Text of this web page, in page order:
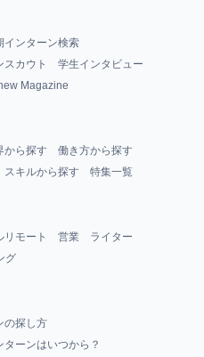
インターン検索
スカウト
学生インタビュー
Magazine
から探す
働き方から探す
スキルから探す 特集一覧
リモート 営業
ライター
グ
の探し方
ターンはいつから？